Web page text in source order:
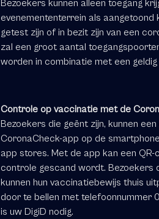
Bezoekers kunnen alleen toegang
evenemententerrein als
getest zijn of in bezit zijn van een
zal een groot aantal
worden in combinatie met een
Controle op vaccinatie met de
Bezoekers die geënt zijn, kunnen
CoronaCheck-app op de
app stores. Met de app kan een
controle gescand wordt. Bezoekers
kunnen hun vaccinatiebewijs thuis
door te bellen met telefoonnummer
is uw DigiD nodig.